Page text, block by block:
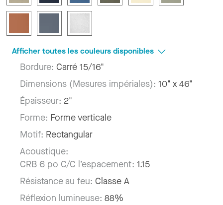
Afficher toutes les couleurs disponibles
Bordure: Carré 15/16"
Dimensions (Mesures impériales): 10" x 46"
Épaisseur: 2"
Forme: Forme verticale
Motif: Rectangular
Acoustique:
CRB 6 po C/C l’espacement: 1.15
Résistance au feu: Classe A
Réflexion lumineuse: 88%